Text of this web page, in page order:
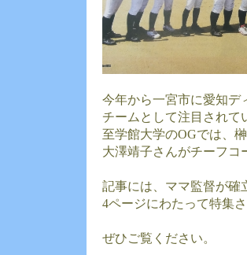
今年から一宮市に愛知デ
チームとして注目されて
至学館大学のOGでは、
大澤靖子さんがチーフコ
記事には、ママ監督が確
4ページにわたって特集さ
ぜひご覧ください。